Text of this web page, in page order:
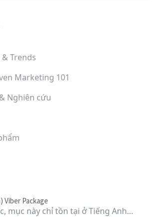
Trends
Marketing 101
Nghiên cứu
Viber Package
mục này chỉ tồn tại ở Tiếng Anh…